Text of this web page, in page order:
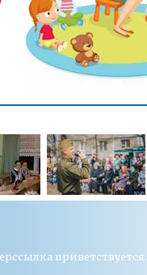
приветствуется.